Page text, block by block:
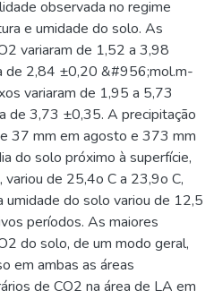
observada no regime
e umidade do solo. As
variaram de 1,52 a 3,98
2,84 ±0,20 &#956;mol.m-
variaram de 1,95 a 5,73
de 3,73 ±0,35. A precipitação
37 mm em agosto e 373 mm
do solo próximo à superfície,
de 25,4o C a 23,9o C,
do solo variou de 12,5
períodos. As maiores
do solo, de um modo geral,
em ambas as áreas
de CO2 na área de LA em